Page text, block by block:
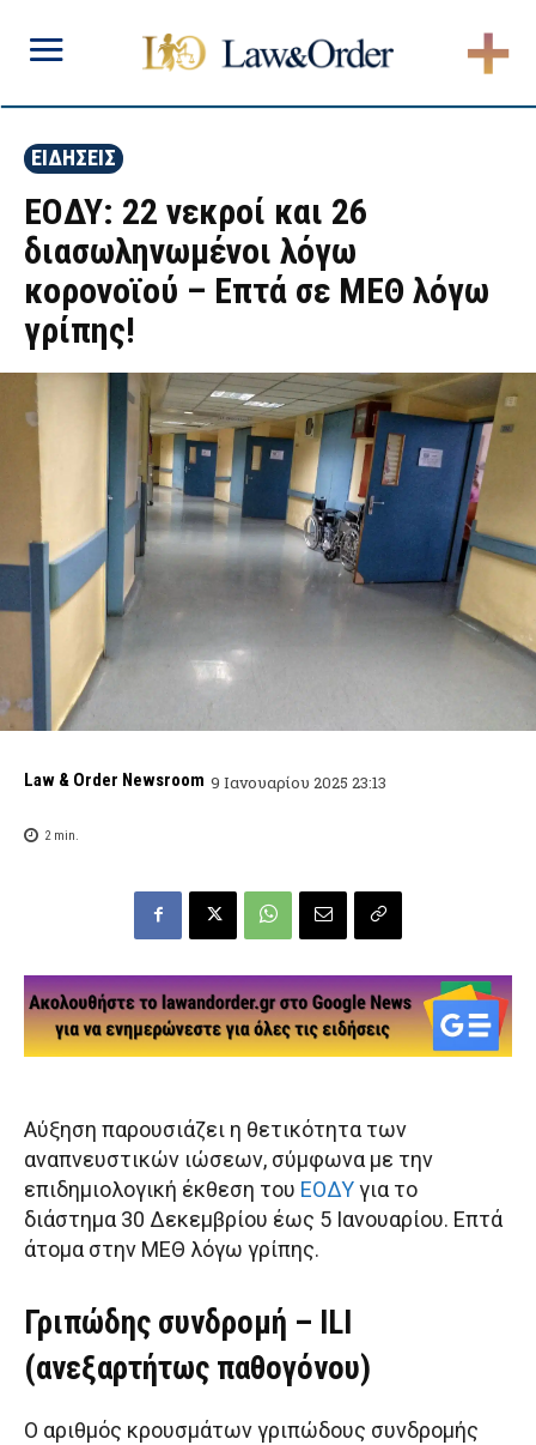
ΕΙΔΗΣΕΙΣ
ΕΟΔΥ: 22 νεκροί και 26
διασωληνωμένοι λόγω
κορονοϊού – Επτά σε ΜΕΘ λόγω
γρίπης!
Law & Order Newsroom 9 Ιανουαρίου 2025 23:13
2min.
Αύξηση παρουσιάζει η θετικότητα των
αναπνευστικών ιώσεων, σύμφωνα με την
επιδημιολογική έκθεση του ΕΟΔΥγια το
διάστημα 30 Δεκεμβρίου έως 5 Ιανουαρίου. Επτά
άτομα στην ΜΕΘ λόγω γρίπης.
Γριπώδης συνδρομή – ILI
(ανεξαρτήτως παθογόνου)
Ο αριθμός κρουσμάτων γριπώδους συνδρομής